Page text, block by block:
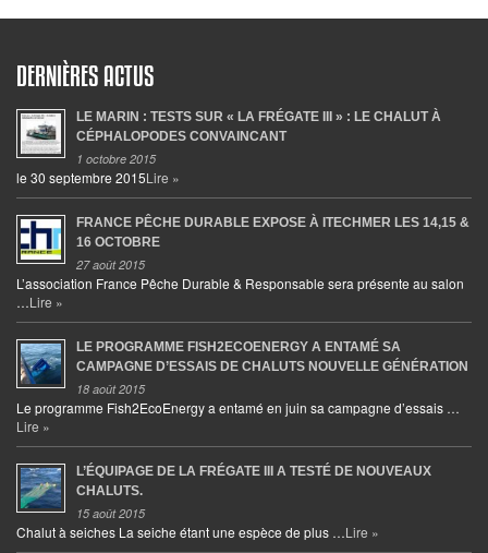
DERNIÈRES ACTUS
LE MARIN : TESTS SUR « LA FRÉGATE III » : LE CHALUT À
CÉPHALOPODES CONVAINCANT
1 octobre 2015
le 30 septembre 2015Lire »
FRANCE PÊCHE DURABLE EXPOSE À ITECHMER LES 14,15 &
16 OCTOBRE
27 août 2015
L’association France Pêche Durable & Responsable sera présente au salon
…Lire »
LE PROGRAMME FISH2ECOENERGY A ENTAMÉ SA
CAMPAGNE D’ESSAIS DE CHALUTS NOUVELLE GÉNÉRATION
18 août 2015
Le programme Fish2EcoEnergy a entamé en juin sa campagne d’essais …
Lire »
L’ÉQUIPAGE DE LA FRÉGATE III A TESTÉ DE NOUVEAUX
CHALUTS.
15 août 2015
Chalut à seiches La seiche étant une espèce de plus …Lire »